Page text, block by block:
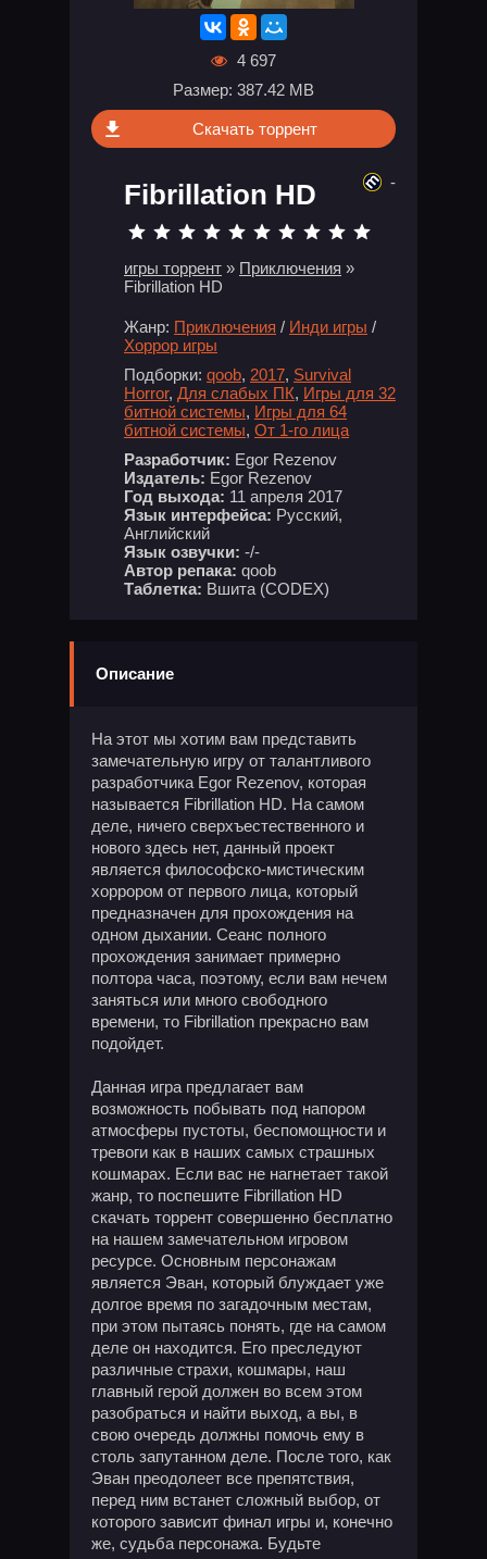
4 697
Размер: 387.42 MB
Скачать торрент
Fibrillation HD
игры торрент » Приключения »
Fibrillation HD
Жанр: Приключения / Инди игры /
Хоррор игры
Подборки: qoob, 2017, Survival
Horror, Для слабых ПК, Игры для 32
битной системы, Игры для 64
битной системы, От 1-го лица
Разработчик: Egor Rezenov
Издатель: Egor Rezenov
Год выхода: 11 апреля 2017
Язык интерфейса: Русский,
Английский
Язык озвучки: -/-
Автор репака: qoob
Таблетка: Вшита (CODEX)
-
Описание
На этот мы хотим вам представить
замечательную игру от талантливого
разработчика Egor Rezenov, которая
называется Fibrillation HD. На самом
деле, ничего сверхъестественного и
нового здесь нет, данный проект
является философско-мистическим
хоррором от первого лица, который
предназначен для прохождения на
одном дыхании. Сеанс полного
прохождения занимает примерно
полтора часа, поэтому, если вам нечем
заняться или много свободного
времени, то Fibrillation прекрасно вам
подойдет.
Данная игра предлагает вам
возможность побывать под напором
атмосферы пустоты, беспомощности и
тревоги как в наших самых страшных
кошмарах. Если вас не нагнетает такой
жанр, то поспешите Fibrillation HD
скачать торрент совершенно бесплатно
на нашем замечательном игровом
ресурсе. Основным персонажам
является Эван, который блуждает уже
долгое время по загадочным местам,
при этом пытаясь понять, где на самом
деле он находится. Его преследуют
различные страхи, кошмары, наш
главный герой должен во всем этом
разобраться и найти выход, а вы, в
свою очередь должны помочь ему в
столь запутанном деле. После того, как
Эван преодолеет все препятствия,
перед ним встанет сложный выбор, от
которого зависит финал игры и, конечно
же, судьба персонажа. Будьте